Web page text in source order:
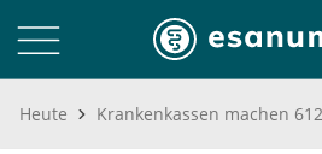
Heute Krankenkassen machen